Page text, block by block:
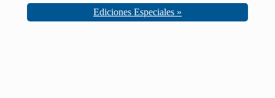
Ediciones Especiales »